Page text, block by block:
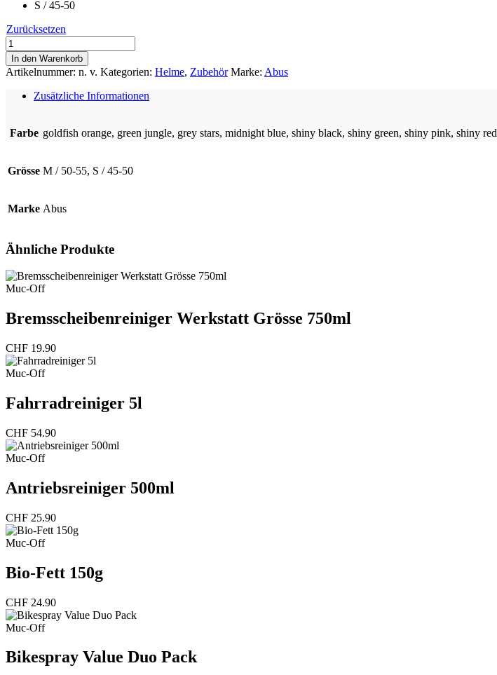
S / 45-50
Zurücksetzen
Skurb
Kid
Menge
In den Warenkorb
Artikelnummer: n. v. Kategorien: Helme, Zubehör Marke: Abus
Zusätzliche Informationen
Farbe goldfish orange, green jungle, grey stars, midnight blue, shiny black, shiny green, shiny pink, shiny red
Grösse M / 50-55, S / 45-50
Marke Abus
Ähnliche Produkte
Muc-Off
Bremsscheibenreiniger Werkstatt Grösse 750ml
CHF 19.90
Muc-Off
Fahrradreiniger 5l
CHF 54.90
Muc-Off
Antriebsreiniger 500ml
CHF 25.90
Muc-Off
Bio-Fett 150g
CHF 24.90
Muc-Off
Bikespray Value Duo Pack